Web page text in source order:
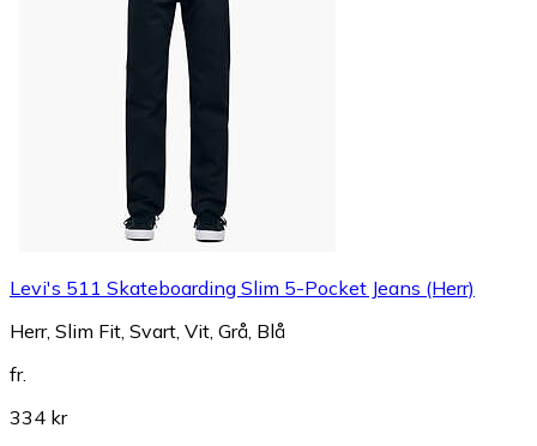
Levi's 511 Skateboarding Slim 5-Pocket Jeans (Herr)
Herr, Slim Fit, Svart, Vit, Grå, Blå
fr.
334 kr